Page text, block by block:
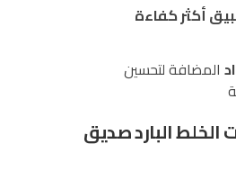
أكثر كفاءة
المضافة لتحسين
البارد صديق